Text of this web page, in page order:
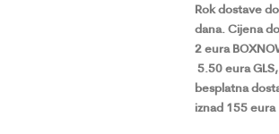
Rok dostave
dana. Cijena
2 eura
5.50 eura GLS,
besplatna
iznad 155 eura